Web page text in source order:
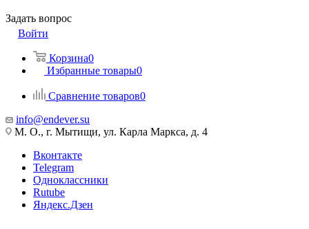
Задать вопрос
Войти
Корзина0
Избранные товары0
Сравнение товаров0
info@endever.su
М. О., г. Мытищи, ул. Карла Маркса, д. 4
Вконтакте
Telegram
Одноклассники
Rutube
Яндекс.Дзен